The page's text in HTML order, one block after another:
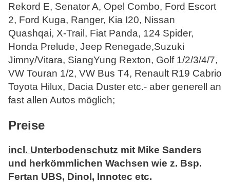
Rekord E, Senator A, Opel Combo, Ford Escort
2, Ford Kuga, Ranger, Kia I20, Nissan
Quashqai, X-Trail, Fiat Panda, 124 Spider,
Honda Prelude, Jeep Renegade,Suzuki
Jimny/Vitara, SiangYung Rexton, Golf 1/2/3/4/7,
VW Touran 1/2, VW Bus T4, Renault R19 Cabrio
Toyota Hilux, Dacia Duster etc.- aber generell an
fast allen Autos möglich;
Preise
incl. Unterbodenschutz mit Mike Sanders
und herkömmlichen Wachsen wie z. Bsp.
Fertan UBS, Dinol, Innotec etc.